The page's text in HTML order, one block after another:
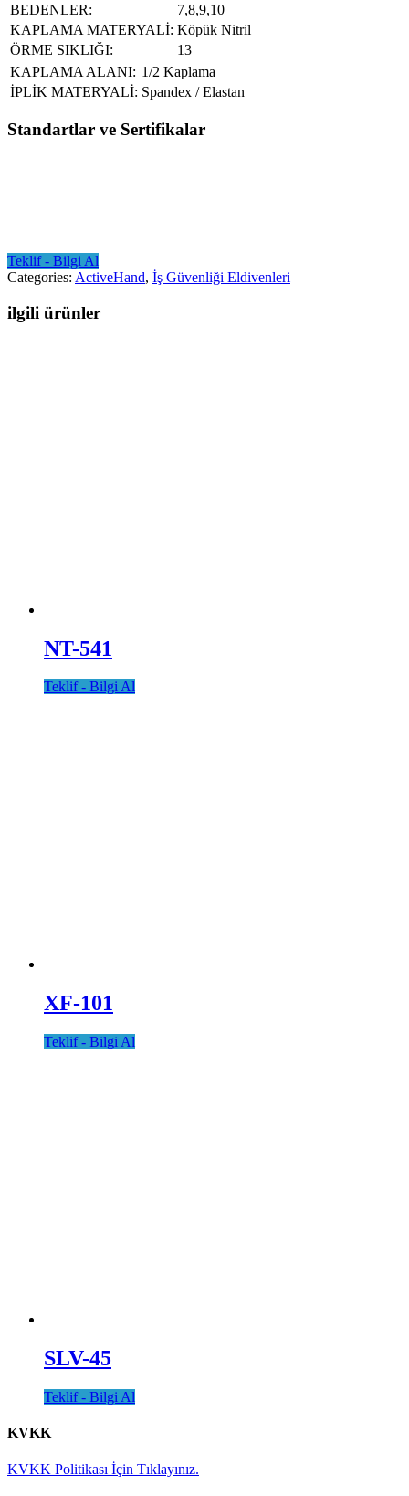
BEDENLER:
7,8,9,10
KAPLAMA MATERYALİ: Köpük Nitril
ÖRME SIKLIĞI:
13
KAPLAMA ALANI: 1/2 Kaplama
İPLİK MATERYALİ: Spandex / Elastan
Standartlar ve Sertifikalar
Teklif - Bilgi Al
Categories: ActiveHand, İş Güvenliği Eldivenleri
ilgili ürünler
NT-541
Teklif - Bilgi Al
XF-101
Teklif - Bilgi Al
SLV-45
Teklif - Bilgi Al
KVKK
KVKK Politikası İçin Tıklayınız.